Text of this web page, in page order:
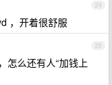
24
，开着很舒服
25
怎么还有人“加钱上